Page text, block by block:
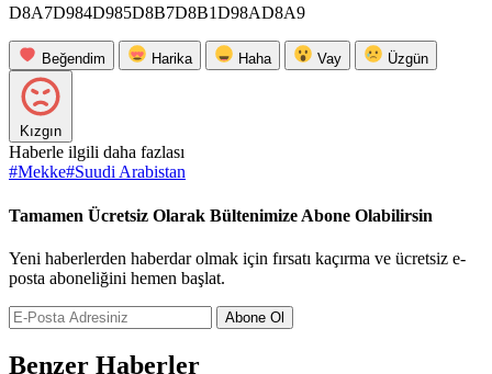
D8A7D984D985D8B7D8B1D98AD8A9
Beğendim Harika Haha Vay Üzgün
Kızgın
Haberle ilgili daha fazlası
#Mekke#Suudi Arabistan
Tamamen Ücretsiz Olarak Bültenimize Abone Olabilirsin
Yeni haberlerden haberdar olmak için fırsatı kaçırma ve ücretsiz e-
posta aboneliğini hemen başlat.
Abone Ol
Benzer Haberler